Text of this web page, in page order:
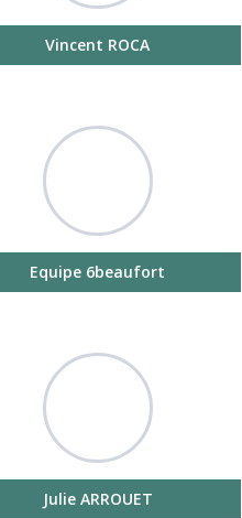
Vincent ROCA
Equipe 6beaufort
Julie ARROUET